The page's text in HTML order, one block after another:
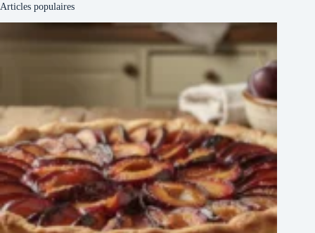
Articles populaires